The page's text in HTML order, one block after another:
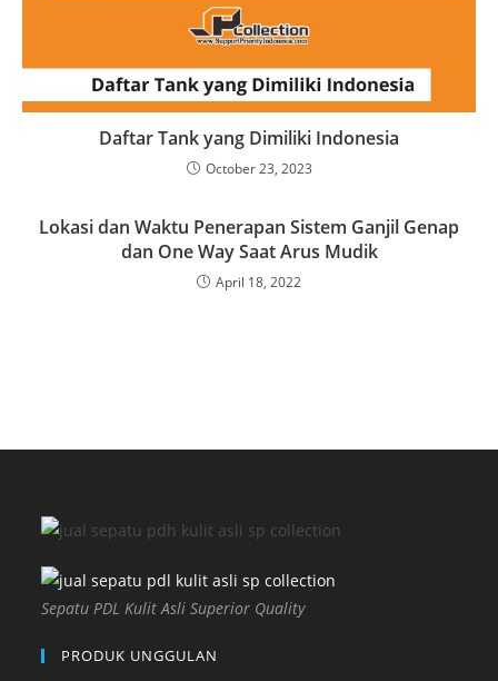
Daftar Tank yang Dimiliki Indonesia
October 23, 2023
Lokasi dan Waktu Penerapan Sistem Ganjil Genap
dan One Way Saat Arus Mudik
April 18, 2022
Sepatu PDL Kulit Asli Superior Quality
PRODUK UNGGULAN